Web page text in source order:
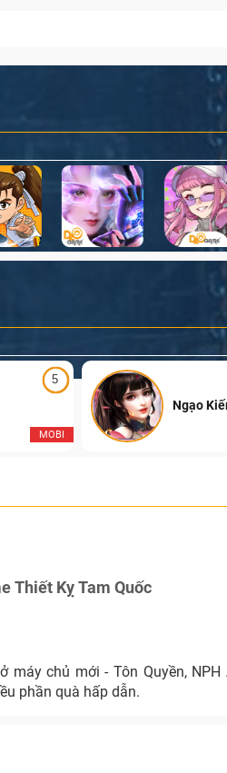
5
MOBI
Ngạo
Thiết Kỵ Tam Quốc
máy chủ mới - Tôn Quyền,
phần quà hấp dẫn.